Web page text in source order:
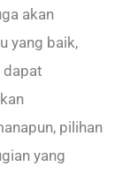
akan
yang baik,
dapat
pilihan
yang